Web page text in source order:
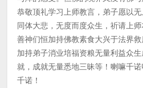
恭敬顶礼学习上师教言，弟子愿以无
同体大悲，无度而度众生，祈请上
善神们恒加持佛教素食大兴于法界救
加持弟子消业培福资粮无量利益众
就，成就无量悉地三昧等！喇嘛千
千诺！